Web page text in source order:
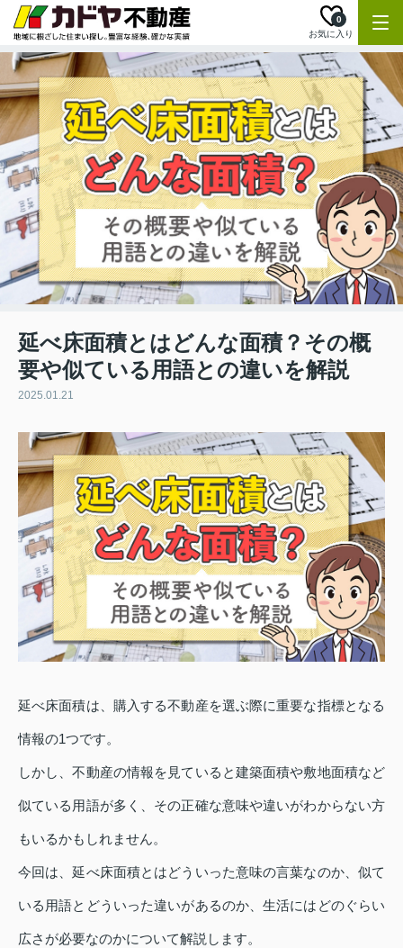
お気に入り
0
延べ床面積とはどんな面積？その概
要や似ている用語との違いを解説
2025.01.21
延べ床面積は、購入する不動産を選ぶ際に重要な指標となる
情報の1つです。
しかし、不動産の情報を見ていると建築面積や敷地面積など
似ている用語が多く、その正確な意味や違いがわからない方
もいるかもしれません。
今回は、延べ床面積とはどういった意味の言葉なのか、似て
いる用語とどういった違いがあるのか、生活にはどのぐらい
広さが必要なのかについて解説します。